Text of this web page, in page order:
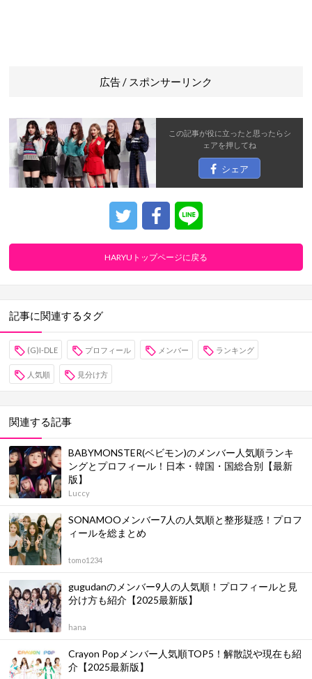
広告 / スポンサーリンク
この記事が役に立ったと思ったらシ
ェアを押してね
シェア
HARYUトップページに戻る
記事に関連するタグ
(G)I-DLE プロフィール メンバー ランキング
人気順 見分け方
関連する記事
BABYMONSTER(ベビモン)のメンバー人気順ランキ
ングとプロフィール！日本・韓国・国総合別【最新
版】
Luccy
SONAMOOメンバー7人の人気順と整形疑惑！プロフ
ィールを総まとめ
tomo1234
gugudanのメンバー9人の人気順！プロフィールと見
分け方も紹介【2025最新版】
hana
Crayon Popメンバー人気順TOP5！解散説や現在も紹
介【2025最新版】